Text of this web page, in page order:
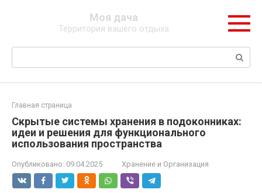
Моя дача
Территория вашего отдыха
Поиск:
Главная страница
Скрытые системы хранения в подоконниках:
идеи и решения для функционального
использования пространства
Опубликовано: 09.04.2025 Хранение и Организация